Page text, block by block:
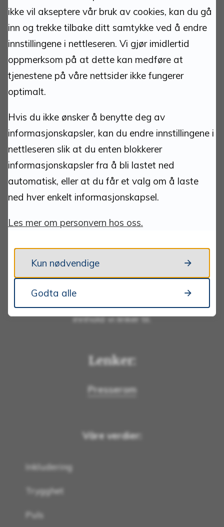
Tlf: 62 48 50 00 man-fre 10.00-15.00.
Teknisk vakttelefon
911 25 533
Om nettstedet:
Ansvarlig redaktør:
Ass. Kommunedirektør
Amund Aarvelta
Informasjonskapsler
Tilgjengelighetserklæring
Tynset kommune tar ikke ansvar for eksternt
innhold vi linker til.
Lenker:
Presserom
Våre verdier:
Inkludering
Trygghet
Puls
ikke vil akseptere vår bruk av cookies, kan du gå
inn og trekke tilbake ditt samtykke ved å endre
innstillingene i nettleseren. Vi gjør imidlertid
oppmerksom på at dette kan medføre at
tjenestene på våre nettsider ikke fungerer
optimalt.
Hvis du ikke ønsker å benytte deg av
informasjonskapsler, kan du endre innstillingene i
nettleseren slik at du enten blokkerer
informasjonskapsler fra å bli lastet ned
automatisk, eller at du får et valg om å laste
ned hver enkelt informasjonskapsel.
Les mer om personvern hos oss.
Kun nødvendige
Godta alle